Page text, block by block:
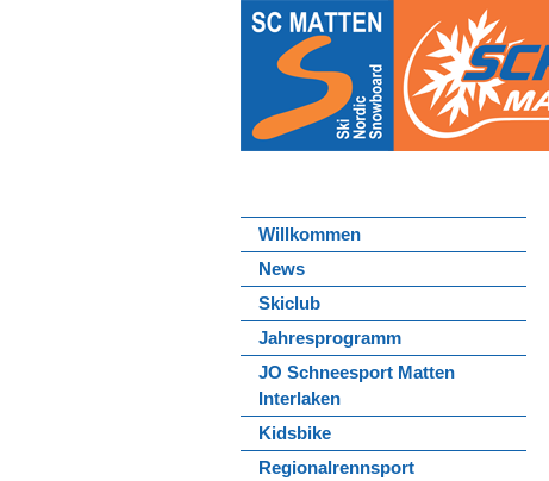
Willkommen
News
Skiclub
Jahresprogramm
JO Schneesport Matten
Interlaken
Kidsbike
Regionalrennsport